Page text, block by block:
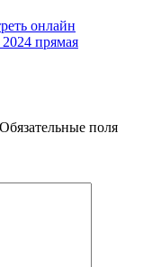
онлайн
прямая
Обязательные поля